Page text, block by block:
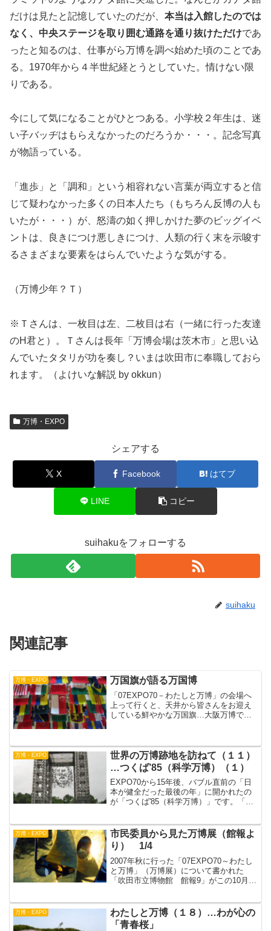
だけは見たと記憶していたのだが、 本当は入館したのでは
なく、中央ステージを取り囲む通路を通り抜けただけであ
ったと知るのは、仕事がら万博を調べ始めた頃のことであ
る。1970年から４半世紀経とうとしていた。情けない限
りである。
今にして気になることがひとつある。小学校２年生は、迷
い子バッヂはもらえなかったのだろうか・・・。記念写真
が物語っている。
「進歩」と「調和」という相容れない言葉が両立すると信
じて疑わなかった多くの日本人たち（もちろん反博の人も
いたが・・・）が、怒濤の如く押しかけた夢のビッグイベ
ントは、良きにつけ悪しきにつけ、人類の行く末を示唆す
るさまざまな要素をはらんでいたような気がする。
（万博少年？Ｔ）
※Ｔさんは、一枚目は左、二枚目は右（一緒に行った友達
のH君と）。Ｔさんは長年「万博会場は茨木市」と思い込
んでいたタタリが功を奏し？いまは吹田市に奉職しておら
れます。（よけいな解説 by okkun）
万博・EXPO
シェアする
X Facebook はてブ
LINE コピー
suihakuをフォローする
suihaku
関連記事
万博・EXPO 万国旗が語る万国博
「07EXPO70－わたしと万博」の会場へ
上って行くと、天井から皆さんをお迎え
している鮮やかな万国旗…大阪万博で実
ム」の白井さん。...
万博・EXPO
世界の万博跡地を訪ねて（１１）
…つくば’85（科学万博）（１）
EXPO70から15年後、バブル直前の「日
本が健全だった最後の年」に開かれたの
が「つくば'85（科学万博）」です。「筑
かれた…という点で千里とはオトモダ
チ！ニュータウン...
万博・EXPO
市民委員から見た万博展（館報よ
り） 1/4
2007年秋に行った「07EXPO70～わたし
と万博」（万博展）について書かれた
「吹田市立博物館 館報9」がこの10月、
談してこのブログにアップします。（4回
連載）...
万博・EXPO
わたしと万博（１８）…わが心の
「青春桜」